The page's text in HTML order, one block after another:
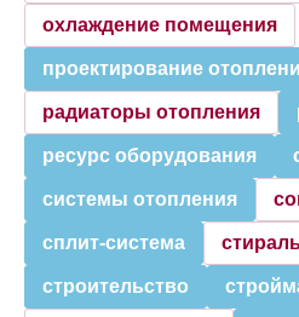
охлаждение помещения
проектирование
радиаторы отопления
ресурс оборудования
системы отопления
сплит-система
строительство